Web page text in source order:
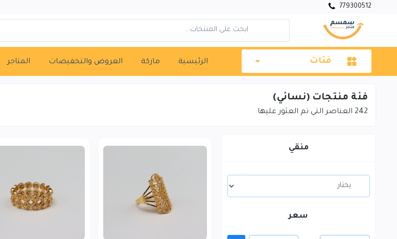
779300512
فئات الرئيسية ماركة العروض والتخفيضات المتاجر
فئة منتجات (نسائي)
242 العناصر التي تم العثور عليها
منقي
سعر